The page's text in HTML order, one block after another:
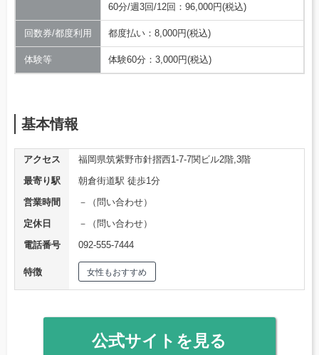
60分/週3回/12回：96,000円(税込)
回数券/都度利用 都度払い：8,000円(税込)
体験等 体験60分：3,000円(税込)
基本情報
アクセス
福岡県筑紫野市針摺西1-7-7関ビル2階,3階
最寄り駅
朝倉街道駅 徒歩1分
営業時間
－（問い合わせ）
定休日
－（問い合わせ）
電話番号
092-555-7444
特徴 女性もおすすめ
公式サイトを見る